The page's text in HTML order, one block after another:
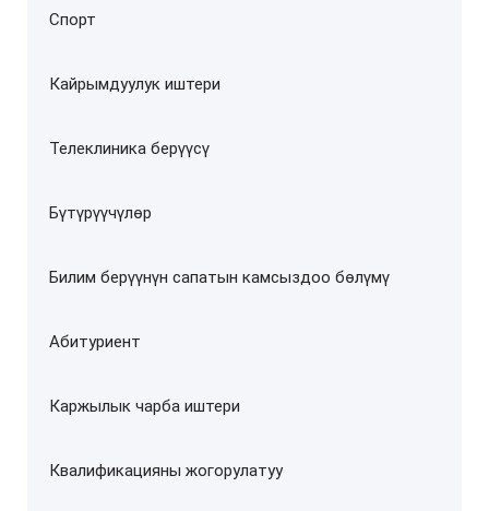
Спорт
Кайрымдуулук иштери
Телеклиника берүүсү
Бүтүрүүчүлөр
Билим берүүнүн сапатын камсыздоо бөлүмү
Абитуриент
Каржылык чарба иштери
Квалификацияны жогорулатуу